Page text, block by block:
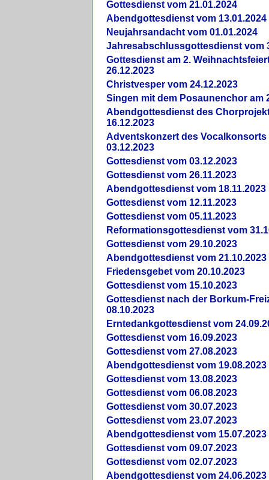
Gottesdienst vom 21.01.2024
Abendgottesdienst vom 13.01.2024
Neujahrsandacht vom 01.01.2024
Jahresabschlussgottesdienst vom
Gottesdienst am 2.
26.12.2023
Christvesper vom 24.12.2023
Singen mit dem Posaunenchor am
Abendgottesdienst des
16.12.2023
Adventskonzert des Vocalkonsorts
03.12.2023
Gottesdienst vom 03.12.2023
Gottesdienst vom 26.11.2023
Abendgottesdienst vom 18.11.2023
Gottesdienst vom 12.11.2023
Gottesdienst vom 05.11.2023
Reformationsgottesdienst vom
Gottesdienst vom 29.10.2023
Abendgottesdienst vom 21.10.2023
Friedensgebet vom 20.10.2023
Gottesdienst vom 15.10.2023
Gottesdienst nach der Borkum-
08.10.2023
Erntedankgottesdienst vom
Gottesdienst vom 16.09.2023
Gottesdienst vom 27.08.2023
Abendgottesdienst vom 19.08.2023
Gottesdienst vom 13.08.2023
Gottesdienst vom 06.08.2023
Gottesdienst vom 30.07.2023
Gottesdienst vom 23.07.2023
Abendgottesdienst vom 15.07.2023
Gottesdienst vom 09.07.2023
Gottesdienst vom 02.07.2023
Abendgottesdienst vom 24.06.2023